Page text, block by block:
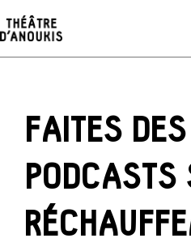
au
contenu
FAITES
PODCASTS